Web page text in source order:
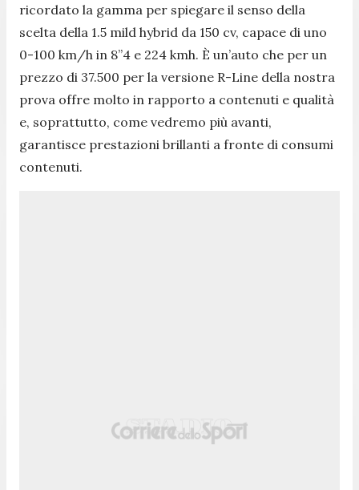
ricordato la gamma per spiegare il senso della
scelta della 1.5 mild hybrid da 150 cv, capace di uno
0-100 km/h in 8”4 e 224 kmh. È un’auto che per un
prezzo di 37.500 per la versione R-Line della nostra
prova offre molto in rapporto a contenuti e qualità
e, soprattutto, come vedremo più avanti,
garantisce prestazioni brillanti a fronte di consumi
contenuti.